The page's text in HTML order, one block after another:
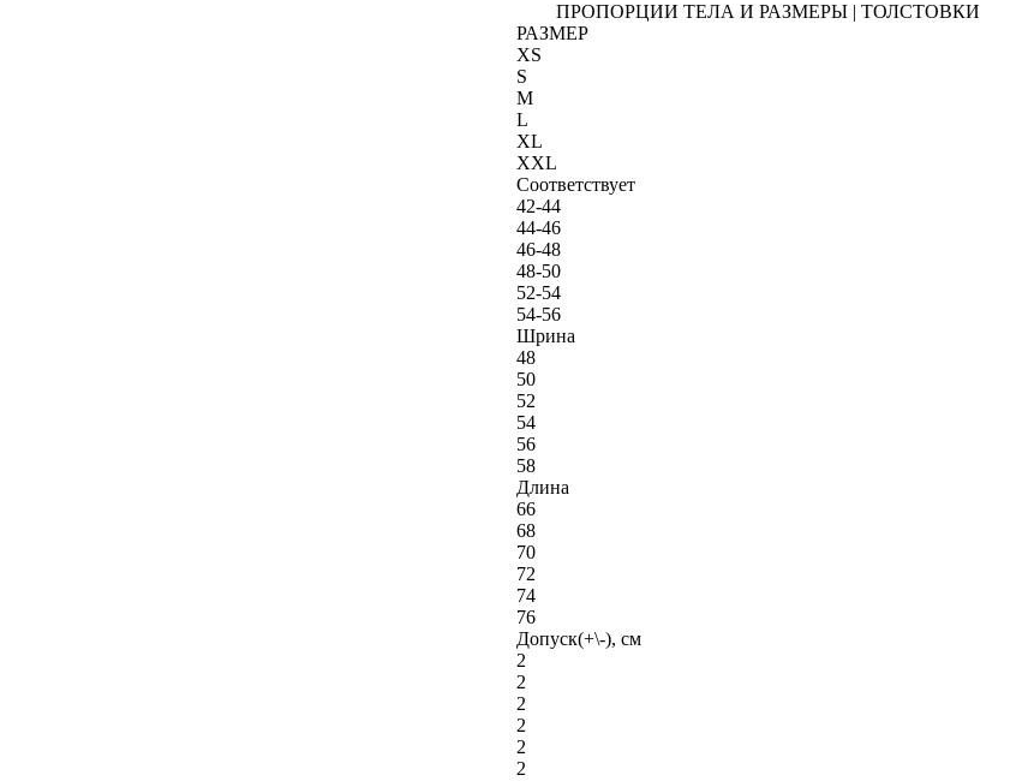
ПРОПОРЦИИ ТЕЛА И РАЗМЕРЫ | ТОЛСТОВКИ
РАЗМЕР
XS
S
M
L
XL
XXL
Соответствует
42-44
44-46
46-48
48-50
52-54
54-56
Шрина
48
50
52
54
56
58
Длина
66
68
70
72
74
76
Допуск(+\-), см
2
2
2
2
2
2